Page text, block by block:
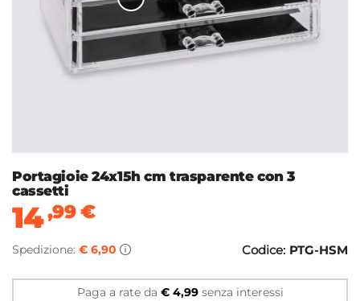
Portagioie 24x15h cm trasparente con 3
cassetti
14,99€
Spedizione: € 6,90 Codice: PTG-HSM
Paga a rate da € 4,99senza interessi